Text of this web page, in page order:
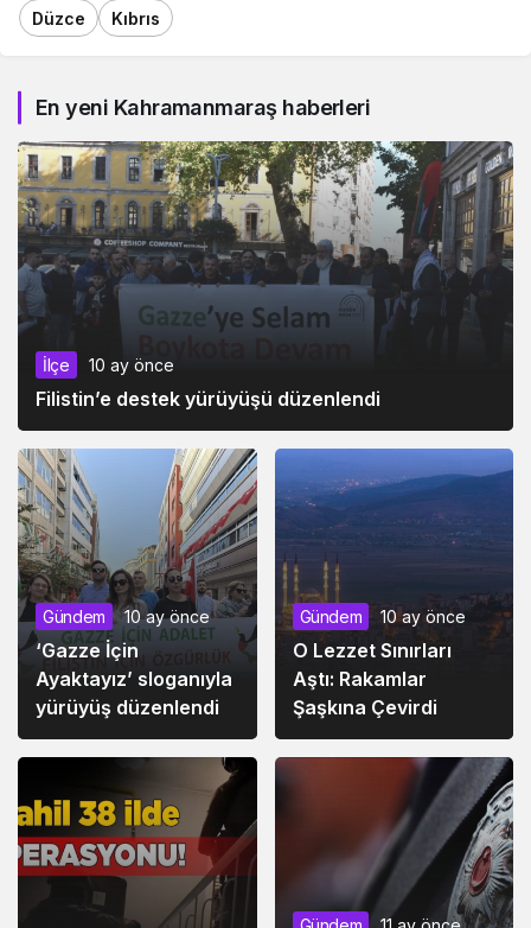
Düzce
Kıbrıs
En yeni Kahramanmaraş haberleri
İlçe 10 ay önce
Filistin’e destek yürüyüşü düzenlendi
Gündem 10 ay önce
‘Gazze İçin
Ayaktayız’ sloganıyla
yürüyüş düzenlendi
Gündem 10 ay önce
O Lezzet Sınırları
Aştı: Rakamlar
Şaşkına Çevirdi